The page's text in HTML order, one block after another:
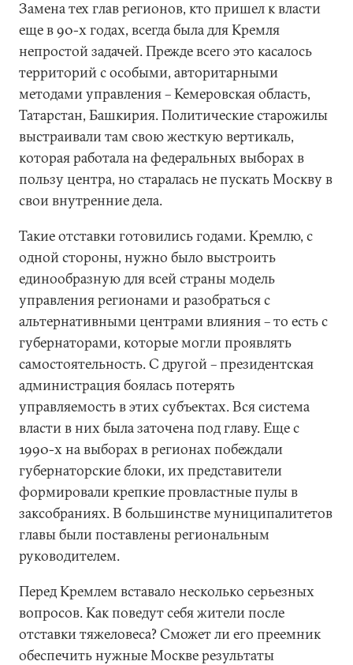
Замена тех глав регионов, кто пришел к власти
еще в 90-х годах, всегда была для Кремля
непростой задачей. Прежде всего это касалось
территорий с особыми, авторитарными
методами управления – Кемеровская область,
Татарстан, Башкирия. Политические старожилы
выстраивали там свою жесткую вертикаль,
которая работала на федеральных выборах в
пользу центра, но старалась не пускать Москву в
свои внутренние дела.
Такие отставки готовились годами. Кремлю, с
одной стороны, нужно было выстроить
единообразную для всей страны модель
управления регионами и разобраться с
альтернативными центрами влияния – то есть с
губернаторами, которые могли проявлять
самостоятельность. С другой – президентская
администрация боялась потерять
управляемость в этих субъектах. Вся система
власти в них была заточена под главу. Еще с
1990-х на выборах в регионах побеждали
губернаторские блоки, их представители
формировали крепкие провластные пулы в
заксобраниях. В большинстве муниципалитетов
главы были поставлены региональным
руководителем.
Перед Кремлем вставало несколько серьезных
вопросов. Как поведут себя жители после
отставки тяжеловеса? Сможет ли его преемник
обеспечить нужные Москве результаты